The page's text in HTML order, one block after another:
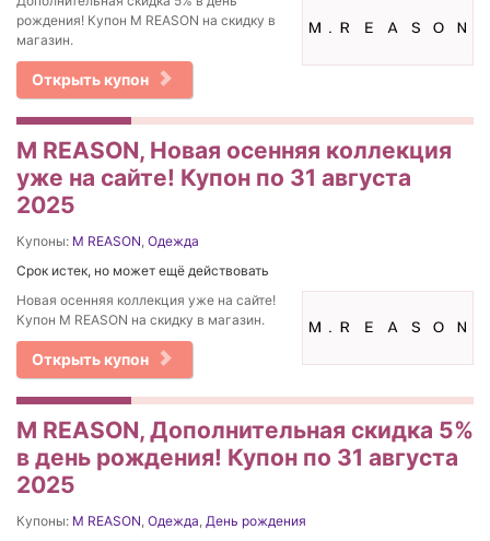
рождения! Купон M REASON на скидку в
магазин.
Открыть купон
M REASON, Новая осенняя коллекция
уже на сайте! Купон по 31 августа
2025
Купоны: M REASON, Одежда
Срок истек, но может ещё действовать
Новая осенняя коллекция уже на сайте!
Купон M REASON на скидку в магазин.
Открыть купон
M REASON, Дополнительная скидка 5%
в день рождения! Купон по 31 августа
2025
Купоны: M REASON, Одежда, День рождения